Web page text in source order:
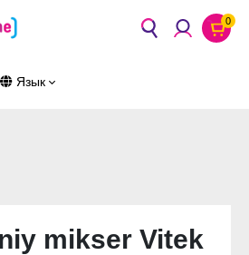
0
Язык
mikser Vitek